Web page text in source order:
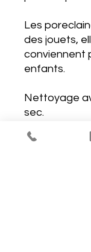
Les
des jouets,
conviennent
enfants.
Nettoyage
sec.
En plus des